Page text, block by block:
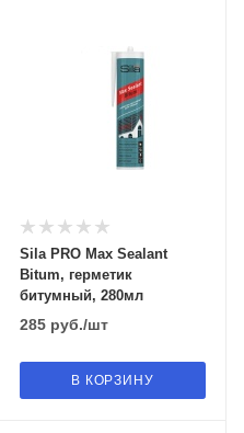
Sila PRO Max Sealant
Bitum, герметик
битумный, 280мл
285руб./шт
В КОРЗИНУ